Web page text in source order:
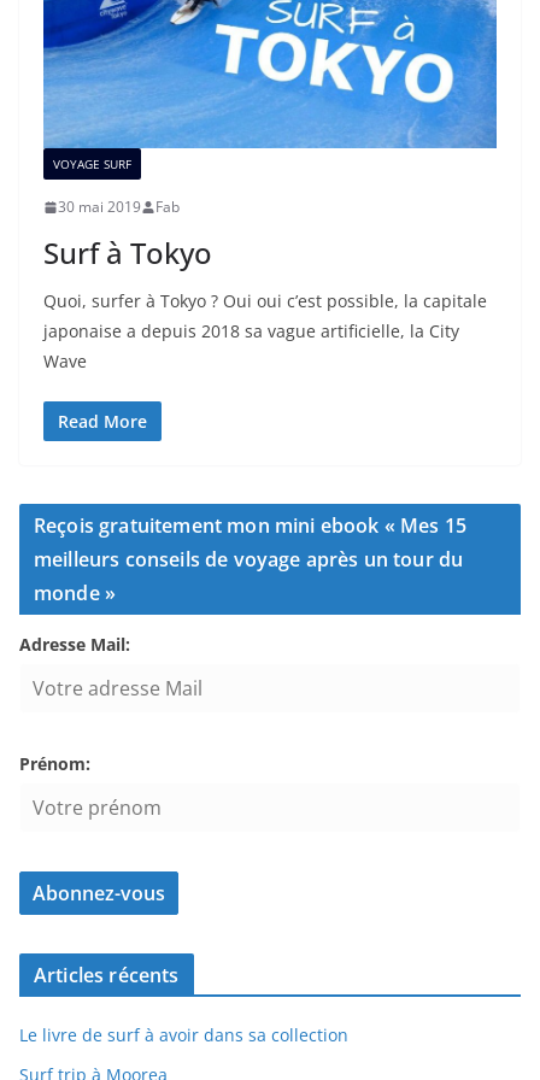
VOYAGE SURF
30 mai 2019 Fab
Surf à Tokyo
Quoi, surfer à Tokyo ? Oui oui c’est possible, la capitale
japonaise a depuis 2018 sa vague artificielle, la City
Wave
Read More
Reçois gratuitement mon mini ebook « Mes 15
meilleurs conseils de voyage après un tour du
monde »
Adresse Mail:
Prénom:
Articles récents
Le livre de surf à avoir dans sa collection
Surf trip à Moorea